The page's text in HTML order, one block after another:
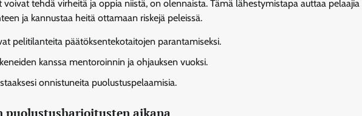
tehdä virheitä ja oppia niistä, on olennaista. Tämä lähestymistapa auttaa pelaajia
ja kannustaa heitä ottamaan riskejä peleissä.
pelitilanteita päätöksentekotaitojen parantamiseksi.
kanssa mentoroinnin ja ohjauksen vuoksi.
onnistuneita puolustuspelaamisia.
puolustusharjoitusten aikana